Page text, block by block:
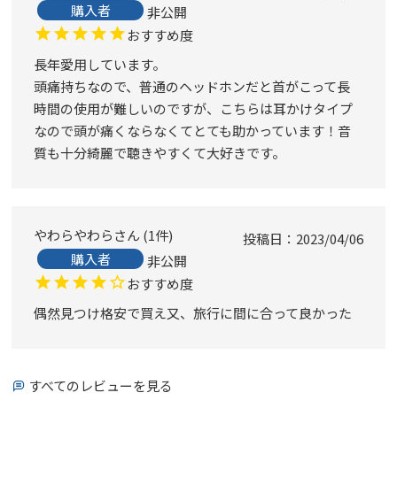
購入者
非公開
おすすめ度
長年愛用しています。
頭痛持ちなので、普通のヘッドホンだと首がこって長
時間の使用が難しいのですが、こちらは耳かけタイプ
なので頭が痛くならなくてとても助かっています！音
質も十分綺麗で聴きやすくて大好きです。
やわらやわら 1件
購入者
非公開
投稿日 2023/04/06
おすすめ度
偶然見つけ格安で買え又、旅行に間に合って良かった
すべてのレビューを見る